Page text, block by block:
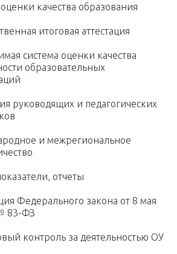
качества образования
итоговая аттестация
система оценки качества
образовательных
руководящих и педагогических
и межрегиональное
отчеты
Федерального закона от 8 мая
83-ФЗ
контроль за деятельностью ОУ